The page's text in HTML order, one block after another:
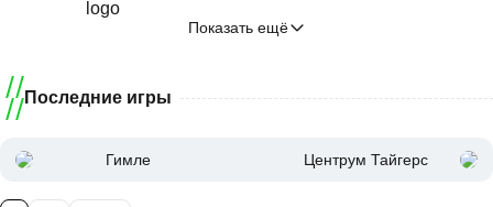
Показать ещё
Последние игры
Гимле Центрум Тайгерс